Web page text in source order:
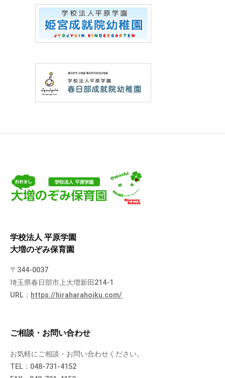
学校法人 平原学園
大増のぞみ保育園
〒344-0037
埼玉県春日部市上大増新田214-1
URL： https://hiraharahoiku.com/
ご相談・お問い合わせ
お気軽にご相談・お問い合わせください。
TEL：048-731-4152